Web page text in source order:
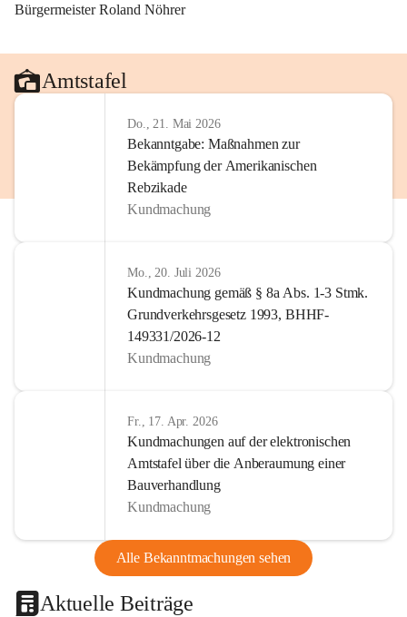
Bürgermeister Roland Nöhrer
Amtstafel
Do., 21. Mai 2026
Bekanntgabe: Maßnahmen zur
Bekämpfung der Amerikanischen
Rebzikade
Kundmachung
Mo., 20. Juli 2026
Kundmachung gemäß § 8a Abs. 1-3 Stmk.
Grundverkehrsgesetz 1993, BHHF-
149331/2026-12
Kundmachung
Fr., 17. Apr. 2026
Kundmachungen auf der elektronischen
Amtstafel über die Anberaumung einer
Bauverhandlung
Kundmachung
Alle Bekanntmachungen sehen
Aktuelle Beiträge